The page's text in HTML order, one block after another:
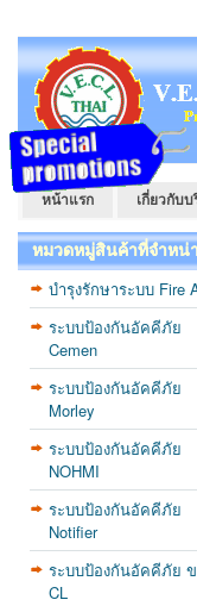
หน้าแรก เกี่ยวกับ
หมวดหมู่สินค้าที่จำหน่
บำรุงรักษาระบบ Fire
ระบบป้องกันอัคคีภัย
Cemen
ระบบป้องกันอัคคีภัย
Morley
ระบบป้องกันอัคคีภัย
NOHMI
ระบบป้องกันอัคคีภัย
Notifier
ระบบป้องกันอัคคีภัย
CL